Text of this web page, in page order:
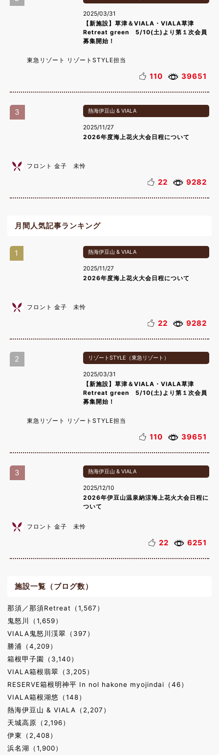
2025/03/31
【新施設】草津＆VIALA・VIALA草津
Retreat green 5/10(土)より第１次会員
募集開始！
東急リゾート リゾートSTYLE担当
110 39651
3 熱海伊豆山 & VIALA
2025/11/27
2026年度海上花火大会日程について
フロント 金子 未怜
22 9282
月間人気記事ランキング
1 熱海伊豆山 & VIALA
2025/11/27
2026年度海上花火大会日程について
フロント 金子 未怜
22 9282
2 リゾートSTYLE（東急リゾート）
2025/03/31
【新施設】草津＆VIALA・VIALA草津
Retreat green 5/10(土)より第１次会員
募集開始！
東急リゾート リゾートSTYLE担当
110 39651
3 熱海伊豆山 & VIALA
2025/12/10
2026年伊豆山温泉納涼海上花火大会日程に
ついて
フロント 金子 未怜
22 6251
施設一覧（ブログ数）
那須／那須Retreat（1,567）
鬼怒川（1,659）
VIALA鬼怒川渓翠（397）
勝浦（4,209）
箱根甲子園（3,140）
VIALA箱根翡翠（3,205）
RESERVE箱根明神平 In nol hakone myojindai（46）
VIALA箱根湖悠（148）
熱海伊豆山 & VIALA（2,207）
天城高原（2,196）
伊東（2,408）
浜名湖（1,900）